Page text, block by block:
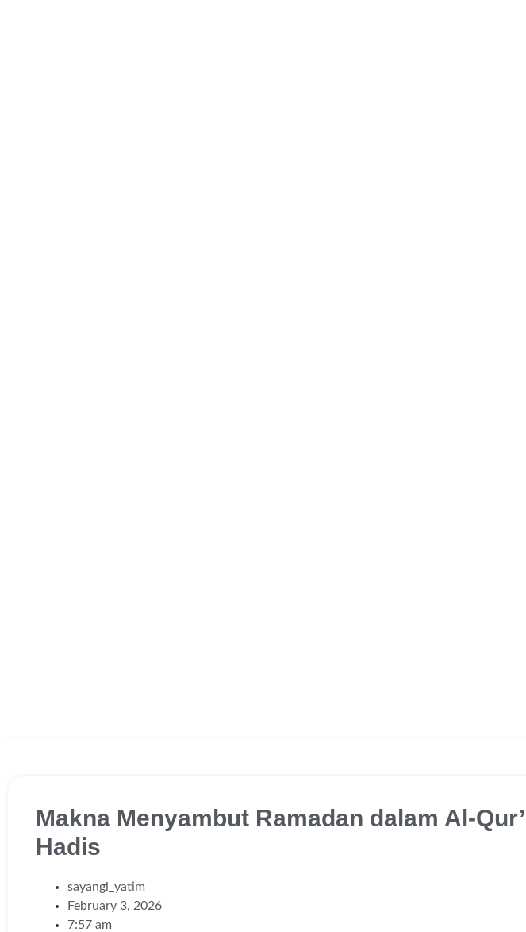
Makna Menyambut Ramadan dalam Al-
Hadis
sayangi_yatim
February 3, 2026
7:57 am